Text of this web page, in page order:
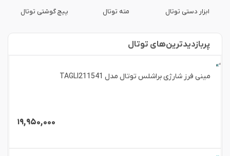
ابزار دستی توتال مته توتال پیچ گوشتی توتال
پربازدید‌ترین‌های توتال
مینی فرز شارژی براشلس توتال مدل TAGLI211541
۱۹,۹۵۰,۰۰۰